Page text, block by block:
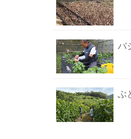
バ
ぶ